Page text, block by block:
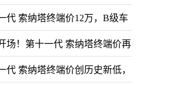
代 索纳塔终端价12万，B级车
一场！第十一代 索纳塔终端价再
代 索纳塔终端价创历史新低，